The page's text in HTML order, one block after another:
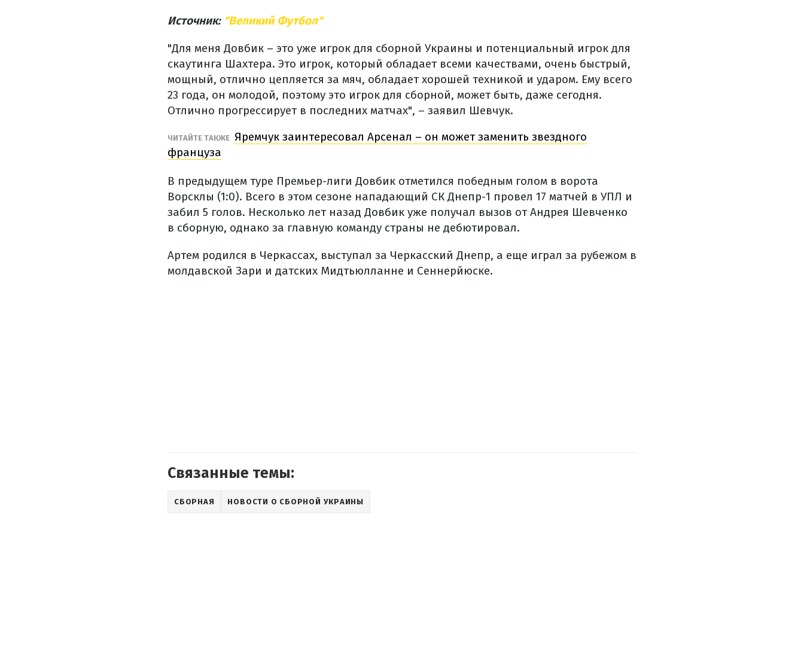
Источник: "Великий Футбол"
"Для меня Довбик – это уже игрок для сборной Украины и потенциальный игрок для
скаутинга Шахтера. Это игрок, который обладает всеми качествами, очень быстрый,
мощный, отлично цепляется за мяч, обладает хорошей техникой и ударом. Ему всего
23 года, он молодой, поэтому это игрок для сборной, может быть, даже сегодня.
Отлично прогрессирует в последних матчах", – заявил Шевчук.
ЧИТАЙТЕ ТАКЖЕ Яремчук заинтересовал Арсенал – он может заменить звездного
француза
В предыдущем туре Премьер-лиги Довбик отметился победным голом в ворота
Ворсклы (1:0). Всего в этом сезоне нападающий СК Днепр-1 провел 17 матчей в УПЛ и
забил 5 голов. Несколько лет назад Довбик уже получал вызов от Андрея Шевченко
в сборную, однако за главную команду страны не дебютировал.
Артем родился в Черкассах, выступал за Черкасский Днепр, а еще играл за рубежом в
молдавской Зари и датских Мидтьюлланне и Сеннерйюске.
Связанные темы:
СБОРНАЯ НОВОСТИ О СБОРНОЙ УКРАИНЫ